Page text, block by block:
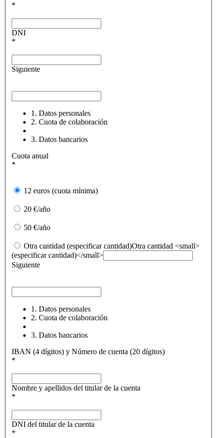
*
DNI
*
Siguiente
1. Datos personales
2. Cuota de colaboración
3. Datos bancarios
Cuota anual
*
12 euros (cuota mínima)
20 €/año
50 €/año
Otra cantidad (especificar cantidad)Otra cantidad <small>
(especificar cantidad)</small>
Siguiente
1. Datos personales
2. Cuota de colaboración
3. Datos bancarios
IBAN (4 dígitos) y Número de cuenta (20 dígitos)
*
Nombre y apellidos del titular de la cuenta
*
DNI del titular de la cuenta
*